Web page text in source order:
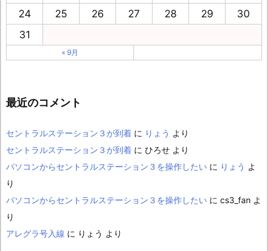
24
25 26 27 28 29
30
31
« 9月
最近のコメント
セントラルステーション３が到着 に りょう より
セントラルステーション３が到着 に ひろせ より
パソコンからセントラルステーション３を操作したい に りょう よ
り
パソコンからセントラルステーション３を操作したい に cs3_fan よ
り
アレグラ号入線 に りょう より